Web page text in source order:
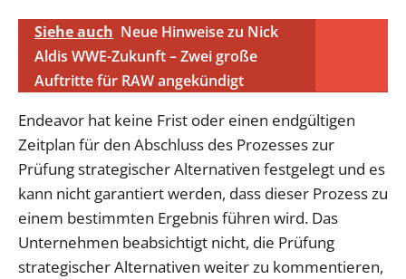
Siehe auch Neue Hinweise zu Nick
Aldis WWE-Zukunft – Zwei große
Auftritte für RAW angekündigt
Endeavor hat keine Frist oder einen endgültigen
Zeitplan für den Abschluss des Prozesses zur
Prüfung strategischer Alternativen festgelegt und es
kann nicht garantiert werden, dass dieser Prozess zu
einem bestimmten Ergebnis führen wird. Das
Unternehmen beabsichtigt nicht, die Prüfung
strategischer Alternativen weiter zu kommentieren,